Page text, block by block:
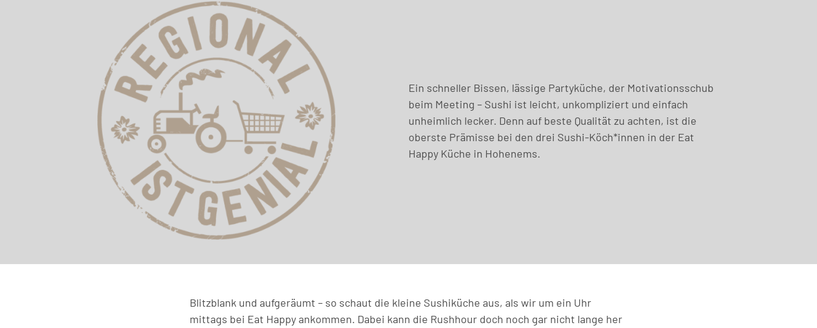
Ein schneller Bissen, lässige Partyküche, der Motivationsschub
beim Meeting – Sushi ist leicht, unkompliziert und einfach
unheimlich lecker. Denn auf beste Qualität zu achten, ist die
oberste Prämisse bei den drei Sushi-Köch*innen in der Eat
Happy Küche in Hohenems.
Blitzblank und aufgeräumt – so schaut die kleine Sushiküche aus, als wir um ein Uhr
mittags bei Eat Happy ankommen. Dabei kann die Rushhour doch noch gar nicht lange her